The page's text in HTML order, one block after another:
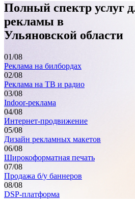
Полный спектр услуг
рекламы в
Ульяновской области
01/08
Реклама на билбордах
02/08
Реклама на ТВ и радио
03/08
Indoor-реклама
04/08
Интернет-продвижение
05/08
Дизайн рекламных макетов
06/08
Широкоформатная печать
07/08
Продажа б/у баннеров
08/08
DSP-платформа